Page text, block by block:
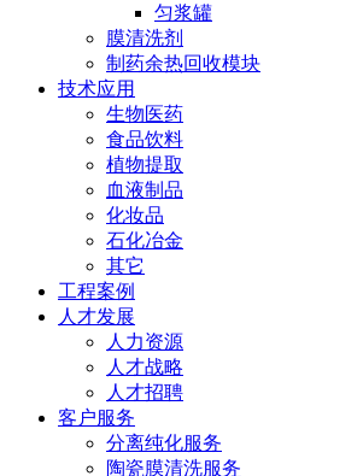
匀浆罐
膜清洗剂
制药余热回收模块
技术应用
生物医药
食品饮料
植物提取
血液制品
化妆品
石化冶金
其它
工程案例
人才发展
人力资源
人才战略
人才招聘
客户服务
分离纯化服务
陶瓷膜清洗服务